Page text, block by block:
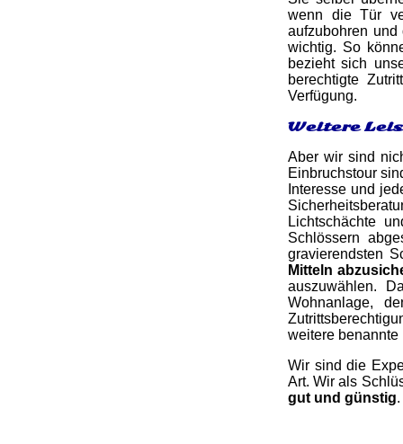
wenn die Tür
aufzubohren
wichtig. So
bezieht sich
berechtigte
Verfügung.
Weitere
Aber wir sind
Einbruchstour
Interesse und
Lichtschächte
Schlössern
gravierendsten
Mitteln
auszuwählen.
Wohnanlage,
weitere benannte
Wir sind die
Art. Wir als
gut und günstig.